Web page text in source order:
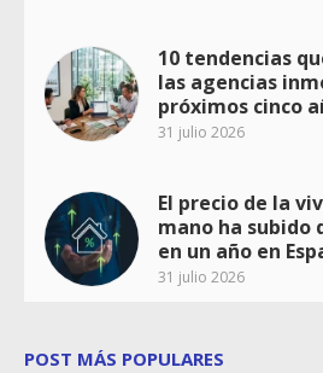
10 tendencias
las agencias
próximos cinco
31 julio 2026
El precio de la
mano ha subido
en un año en
31 julio 2026
POST MÁS POPULARES